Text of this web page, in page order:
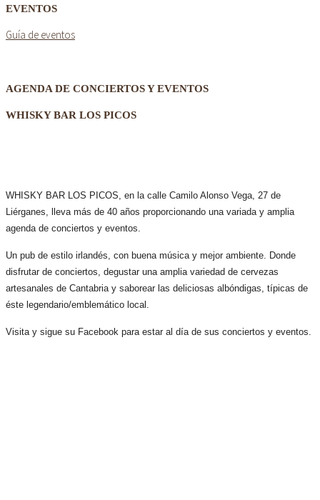
EVENTOS
Guía de eventos
AGENDA DE CONCIERTOS Y EVENTOS
WHISKY BAR LOS PICOS
WHISKY BAR LOS PICOS, en la calle Camilo Alonso Vega, 27 de
Liérganes, lleva más de 40 años proporcionando una variada y amplia
agenda de conciertos y eventos.
Un pub de estilo irlandés, con buena música y mejor ambiente. Donde
disfrutar de conciertos, degustar una amplia variedad de cervezas
artesanales de Cantabria y saborear las deliciosas albóndigas, típicas de
éste legendario/emblemático local.
Visita y sigue su Facebook para estar al día de sus conciertos y eventos.